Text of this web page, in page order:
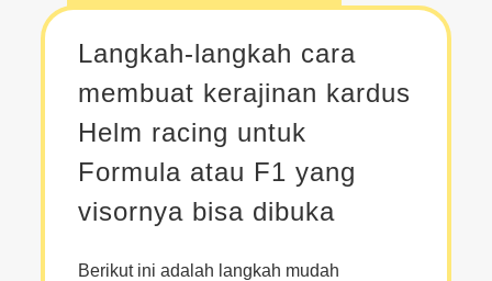
Langkah-langkah cara
membuat kerajinan kardus
Helm racing untuk
Formula atau F1 yang
visornya bisa dibuka
Berikut ini adalah langkah mudah